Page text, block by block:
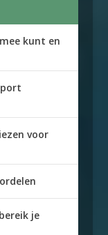
kunt en
voor
je